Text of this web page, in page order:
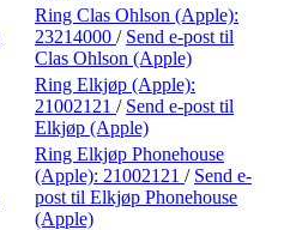
Ring Clas Ohlson (Apple):
23214000 / Send e-post til
Clas Ohlson (Apple)
Ring Elkjøp (Apple):
21002121 / Send e-post til
Elkjøp (Apple)
Ring Elkjøp Phonehouse
(Apple): 21002121 / Send e-
post til Elkjøp Phonehouse
(Apple)